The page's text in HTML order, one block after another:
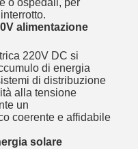
o ospedali, per
alimentazione
220V DC si
di energia
di distribuzione
alla tensione
un
coerente e affidabile
solare